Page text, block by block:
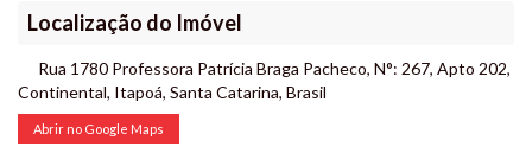
Localização do Imóvel
Rua 1780 Professora Patrícia Braga Pacheco, N°: 267, Apto 202,
Continental, Itapoá, Santa Catarina, Brasil
Abrir no Google Maps